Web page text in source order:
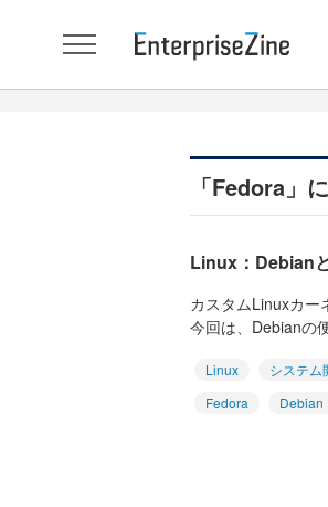
「Fedora」
Linux：Debian
カスタムLinuxカー
今回は、Debianの
Linux システム
Fedora
Debian